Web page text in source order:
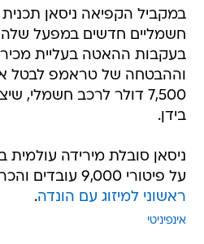
במקביל הקפיאה ניסאן
חשמליים חדשים במפעל שלה
בעקבות ההאטה בעליית
וההבטחה של טראמפ לבטל
7,500 דולר לרכב חשמלי,
בידן.
ניסאן סובלת מירידה עולמית
על פיטורי 9,000 עובדים והכריזה כבר על
ראשוני למיזוג עם הונדה.
אינפיניטי